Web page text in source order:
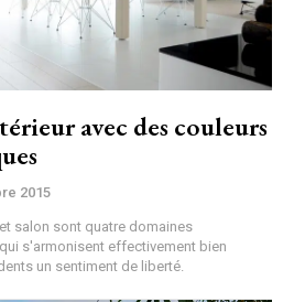
avec des couleurs
2015
salon sont quatre domaines
s'armonisent effectivement bien
un sentiment de liberté.